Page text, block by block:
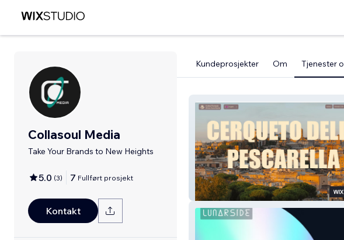
Collasoul Media
Take Your Brands to New Heights
5.0 (3) 7 Fullført prosjekt
Kontakt
Kundeprosjekter Om Tjenester
Cerqueto Della Pescarella